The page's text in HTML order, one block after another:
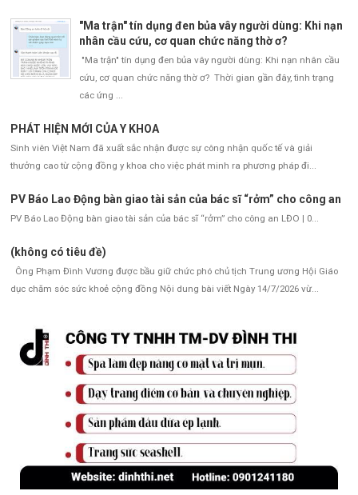
"Ma trận" tín dụng đen bủa vây người dùng: Khi nạn
nhân cầu cứu, cơ quan chức năng thờ ơ?
"Ma trận" tín dụng đen bủa vây người dùng: Khi nạn nhân cầu
cứu, cơ quan chức năng thờ ơ? Thời gian gần đây, tình trạng
các ứng ...
PHÁT HIỆN MỚI CỦA Y KHOA
Sinh viên Việt Nam đã xuất sắc nhận được sự công nhận quốc tế và giải
thưởng cao từ cộng đồng y khoa cho việc phát minh ra phương pháp đi...
PV Báo Lao Động bàn giao tài sản của bác sĩ “rởm” cho công an
PV Báo Lao Động bàn giao tài sản của bác sĩ “rởm” cho công an LĐO | 0...
(không có tiêu đề)
Ông Phạm Đình Vương được bầu giữ chức phó chủ tịch Trung ương Hội Giáo
dục chăm sóc sức khoẻ cộng đồng Nội dung bài viết Ngày 14/7/2026 vừ...